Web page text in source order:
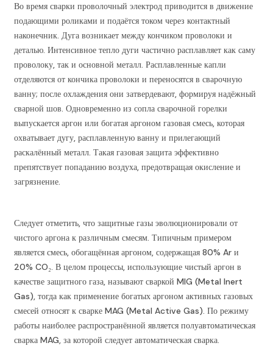
Во время сварки проволочный электрод приводится в движение
подающими роликами и подаётся током через контактный
наконечник. Дуга возникает между кончиком проволоки и
деталью. Интенсивное тепло дуги частично расплавляет как саму
проволоку, так и основной металл. Расплавленные капли
отделяются от кончика проволоки и переносятся в сварочную
ванну; после охлаждения они затвердевают, формируя надёжный
сварной шов. Одновременно из сопла сварочной горелки
выпускается аргон или богатая аргоном газовая смесь, которая
охватывает дугу, расплавленную ванну и прилегающий
раскалённый металл. Такая газовая защита эффективно
препятствует попаданию воздуха, предотвращая окисление и
загрязнение.
Следует отметить, что защитные газы эволюционировали от
чистого аргона к различным смесям. Типичным примером
является смесь, обогащённая аргоном, содержащая 80% Ar и
20% CO₂. В целом процессы, использующие чистый аргон в
качестве защитного газа, называют сваркой MIG (Metal Inert
Gas), тогда как применение богатых аргоном активных газовых
смесей относят к сварке MAG (Metal Active Gas). По режиму
работы наиболее распространённой является полуавтоматическая
сварка MAG, за которой следует автоматическая сварка.